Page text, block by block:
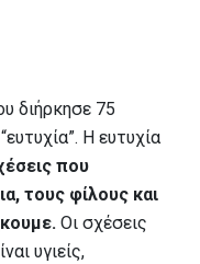
διήρκησε 75
Η ευτυχία
που
τους φίλους και
Οι σχέσεις
υγιείς,